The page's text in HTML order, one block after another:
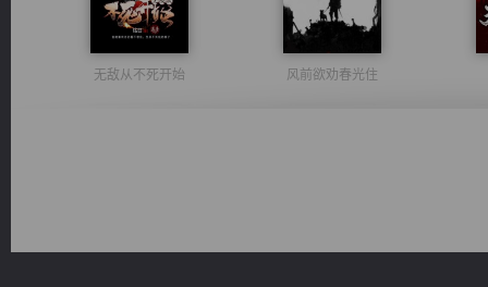
无敌从不死开始 风前欲劝春光住